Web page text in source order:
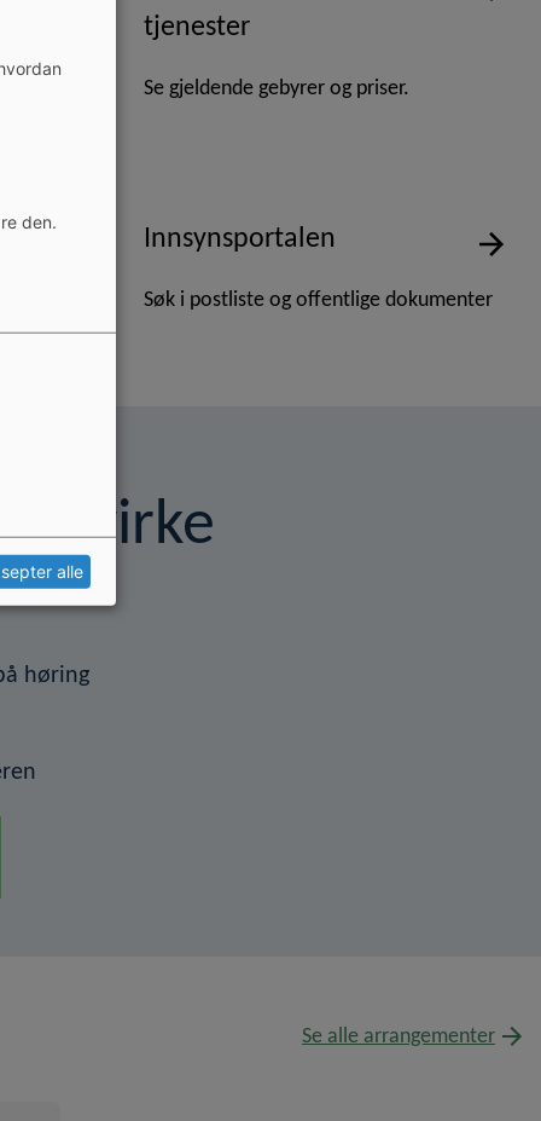
tjenester
Se gjeldende gebyrer og priser.
Innsynsportalen
Søk i postliste og offentlige dokumenter
påvirke
høring
Se alle arrangementer
den.
alle